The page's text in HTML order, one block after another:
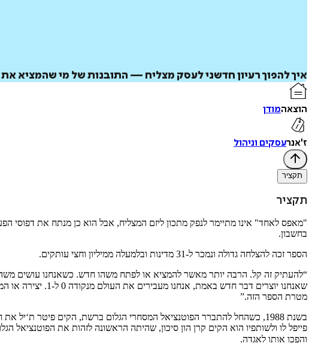
איך להפוך רעיון חדשני לעסק מצליח — התובנות של מי שהמציא
הוצאהמודן
ז'אנרעסקים וניהול
תקציר
תקציר
בחשבון.
הספר זכה להצלחה גדולה ונמכר ל-31 מדינות ובלמעלה ממיליון וחצי עותקים.
מטרת הספר הזה.‪”‬
פייפל לו ולשותפיו הוא הקים קרן הון סיכון, שהיתה הראשונה לזהות את
והפכו אותו לאגדה.